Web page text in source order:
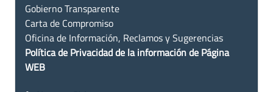
Gobierno Transparente
Carta de Compromiso
Oficina de Información, Reclamos y Sugerencias
Política de Privacidad de la información de Página
WEB